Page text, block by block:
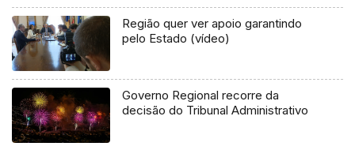
Região quer ver apoio garantindo
pelo Estado (vídeo)
Governo Regional recorre da
decisão do Tribunal Administrativo